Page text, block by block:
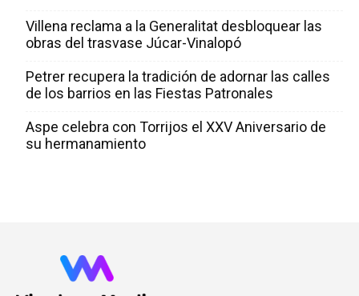
Villena reclama a la Generalitat desbloquear las
obras del trasvase Júcar-Vinalopó
Petrer recupera la tradición de adornar las calles
de los barrios en las Fiestas Patronales
Aspe celebra con Torrijos el XXV Aniversario de
su hermanamiento